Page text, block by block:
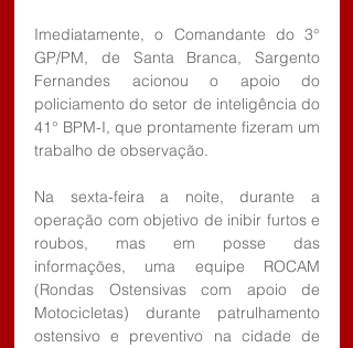
Imediatamente, o Comandante do 3°
GP/PM, de Santa Branca, Sargento
Fernandes acionou o apoio do
policiamento do setor de inteligência do
41° BPM-I, que prontamente fizeram um
trabalho de observação.
Na sexta-feira a noite, durante a
operação com objetivo de inibir furtos e
roubos, mas em posse das
informações, uma equipe ROCAM
(Rondas Ostensivas com apoio de
Motocicletas) durante patrulhamento
ostensivo e preventivo na cidade de